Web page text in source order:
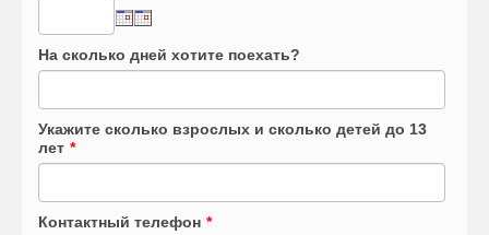
На сколько дней хотите поехать?
Укажите сколько взрослых и сколько детей до 13
лет *
Контактный телефон *